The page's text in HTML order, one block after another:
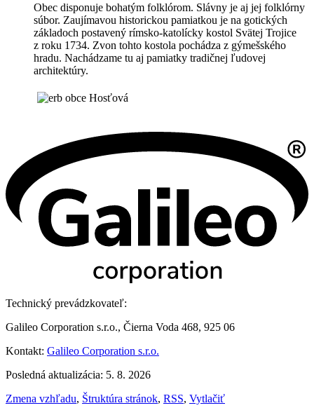
Obec disponuje bohatým folklórom. Slávny je aj jej folklórny
súbor. Zaujímavou historickou pamiatkou je na gotických
základoch postavený rímsko-katolícky kostol Svätej Trojice
z roku 1734. Zvon tohto kostola pochádza z gýmešského
hradu. Nachádzame tu aj pamiatky tradičnej ľudovej
architektúry.
Technický prevádzkovateľ:
Galileo Corporation s.r.o., Čierna Voda 468, 925 06
Kontakt: Galileo Corporation s.r.o.
Posledná aktualizácia: 5. 8. 2026
Zmena vzhľadu, Štruktúra stránok, RSS, Vytlačiť